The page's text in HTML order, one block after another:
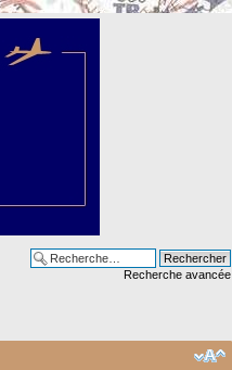
Recherche avancée